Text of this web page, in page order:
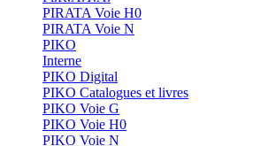
PIRATA Voie H0
PIRATA Voie N
PIKO
Interne
PIKO Digital
PIKO Catalogues et livres
PIKO Voie G
PIKO Voie H0
PIKO Voie N